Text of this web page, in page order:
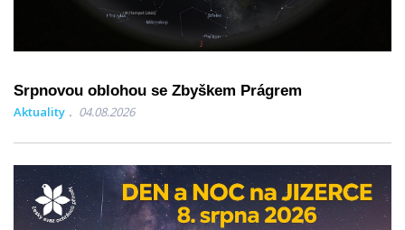
Srpnovou oblohou se Zbyškem Prágrem
Aktuality 04.08.2026